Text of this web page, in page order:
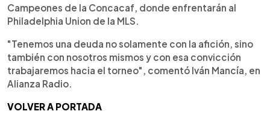
Campeones de la Concacaf, donde enfrentarán al
Philadelphia Union de la MLS.
"Tenemos una deuda no solamente con la afición, sino
también con nosotros mismos y con esa convicción
trabajaremos hacia el torneo", comentó Iván Mancía, en
Alianza Radio.
VOLVER A PORTADA